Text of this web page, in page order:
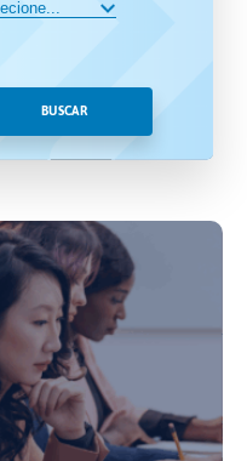
BUSCAR